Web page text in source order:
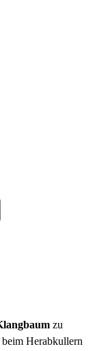
zu
Herabkullern